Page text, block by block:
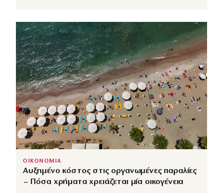
ΟΙΚΟΝΟΜΙΑ
Αυξημένο κόστος στις οργανωμένες παραλίες
– Πόσα χρήματα χρειάζεται μία οικογένεια